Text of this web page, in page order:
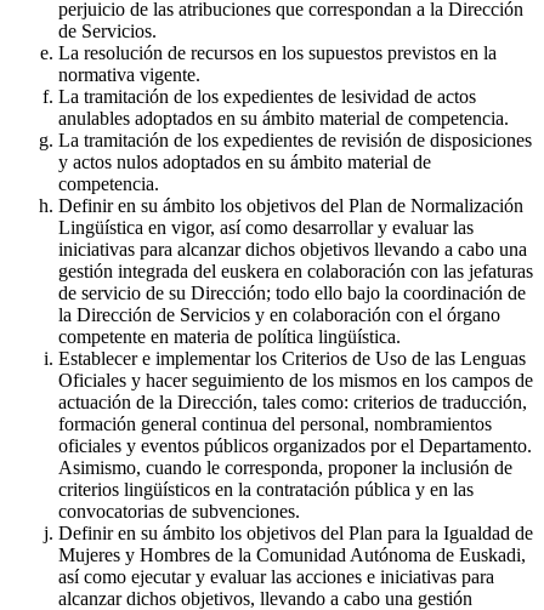
perjuicio de las atribuciones que correspondan a la Dirección
de Servicios.
La resolución de recursos en los supuestos previstos en la
normativa vigente.
La tramitación de los expedientes de lesividad de actos
anulables adoptados en su ámbito material de competencia.
La tramitación de los expedientes de revisión de disposiciones
y actos nulos adoptados en su ámbito material de
competencia.
Definir en su ámbito los objetivos del Plan de Normalización
Lingüística en vigor, así como desarrollar y evaluar las
iniciativas para alcanzar dichos objetivos llevando a cabo una
gestión integrada del euskera en colaboración con las jefaturas
de servicio de su Dirección; todo ello bajo la coordinación de
la Dirección de Servicios y en colaboración con el órgano
competente en materia de política lingüística.
Establecer e implementar los Criterios de Uso de las Lenguas
Oficiales y hacer seguimiento de los mismos en los campos de
actuación de la Dirección, tales como: criterios de traducción,
formación general continua del personal, nombramientos
oficiales y eventos públicos organizados por el Departamento.
Asimismo, cuando le corresponda, proponer la inclusión de
criterios lingüísticos en la contratación pública y en las
convocatorias de subvenciones.
Definir en su ámbito los objetivos del Plan para la Igualdad de
Mujeres y Hombres de la Comunidad Autónoma de Euskadi,
así como ejecutar y evaluar las acciones e iniciativas para
alcanzar dichos objetivos, llevando a cabo una gestión